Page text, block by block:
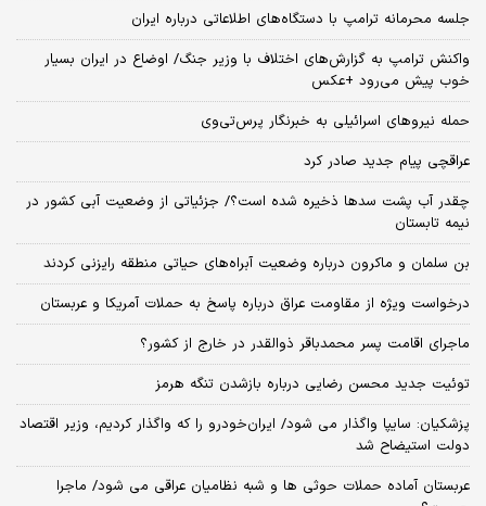
جلسه محرمانه ترامپ با دستگاه‌های اطلاعاتی درباره ایران
واکنش ترامپ به گزارش‌های اختلاف با وزیر جنگ/ اوضاع در ایران بسیار
خوب پیش می‌رود +عکس
حمله نیروهای اسرائیلی به خبرنگار پرس‌تی‌وی
عراقچی پیام جدید صادر کرد
چقدر آب پشت سدها ذخیره شده است؟/ جزئیاتی از وضعیت آبی کشور در
نیمه تابستان
بن سلمان و ماکرون درباره وضعیت آبراه‌های حیاتی منطقه رایزنی کردند
درخواست ویژه از مقاومت عراق درباره پاسخ به حملات آمریکا و عربستان
ماجرای اقامت پسر محمدباقر ذوالقدر در خارج از کشور؟
توئیت جدید محسن رضایی درباره بازشدن تنگه هرمز
پزشکیان: سایپا واگذار می شود/ ایران‌خودرو را که واگذار کردیم، وزیر اقتصاد
دولت استیضاح شد
عربستان آماده حملات حوثی ها و شبه نظامیان عراقی می شود/ ماجرا